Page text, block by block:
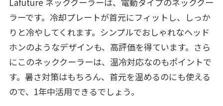
ラーです。冷却プレートが首元にフィットし、しっか
りと冷やしてくれます。シンプルでおしゃれなヘッド
ホンのようなデザインも、高評価を得ています。さら
にこのネッククーラーは、温冷対応なのもポイントで
す。暑さ対策はもちろん、首元を温めるのにも使える
ので、1年中活用できるでしょう。